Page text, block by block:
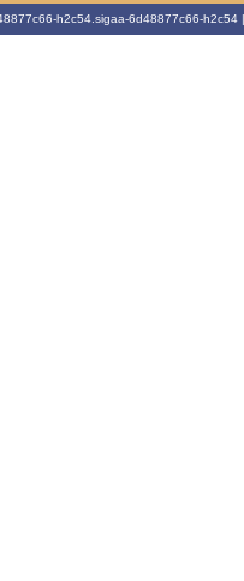
h2c54.sigaa-6d48877c66-h2c54 |